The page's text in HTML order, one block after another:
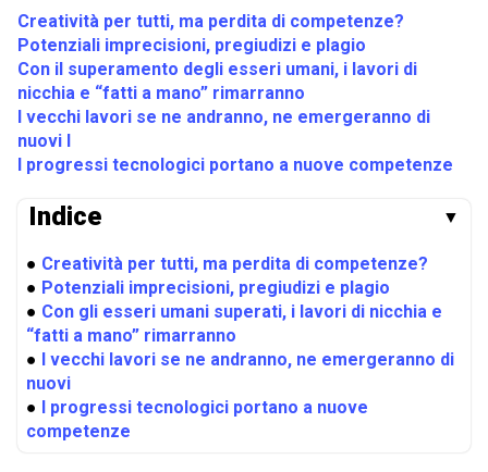
Creatività per tutti, ma perdita di competenze?
Potenziali imprecisioni, pregiudizi e plagio
Con il superamento degli esseri umani, i lavori di
nicchia e “fatti a mano” rimarranno
I vecchi lavori se ne andranno, ne emergeranno di
nuovi I
I progressi tecnologici portano a nuove competenze
Indice ▼
● Creatività per tutti, ma perdita di competenze?
● Potenziali imprecisioni, pregiudizi e plagio
● Con gli esseri umani superati, i lavori di nicchia e
“fatti a mano” rimarranno
●
I vecchi lavori se ne andranno, ne emergeranno di
nuovi
●
I progressi tecnologici portano a nuove
competenze